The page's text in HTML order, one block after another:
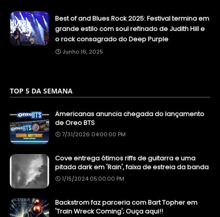
Best of and Blues Rock 2025: Festival termina em
grande estilo com soul refinado de Judith Hill e
o rock consagrado do Deep Purple
Junho 16, 2025
TOP 5 DA SEMANA
Americanas anuncia chegada do lançamento
de Oreo BTS
7/31/2026 04:00:00 PM
Cove entrega ótimos riffs de guitarra e uma
pitada dark em 'Rain', faixa de estreia da banda
1/15/2024 05:00:00 PM
Backstrom faz parceria com Bart Topher em
'Train Wreck Coming'; Ouça aqui!!